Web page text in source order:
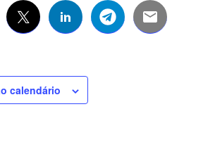
calendário